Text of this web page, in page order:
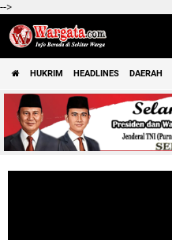
-->
HUKRIM HEADLINES DAERAH